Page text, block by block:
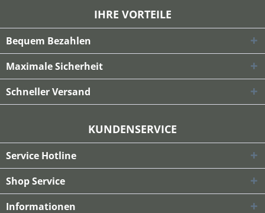
IHRE VORTEILE
Bequem Bezahlen
Maximale Sicherheit
Schneller Versand
KUNDENSERVICE
Service Hotline
Shop Service
Informationen